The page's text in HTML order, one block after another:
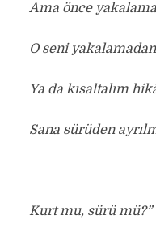
Ama önce
O seni
Ya da kısaltalım
Sana sürüden
Kurt mu, sürü mü?”